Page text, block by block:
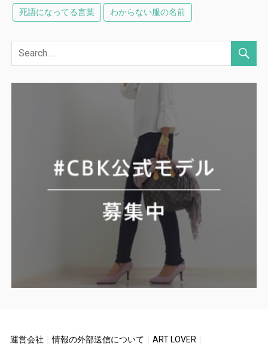
死語になってる言葉 わからない服の名前
運営会社 ｜情報の外部送信について ART LOVER